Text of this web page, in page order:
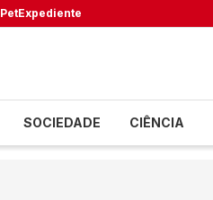
PetExpediente
SOCIEDADE CIÊNCIA